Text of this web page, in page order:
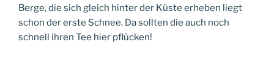
Berge, die sich gleich hinter der Küste erheben liegt
schon der erste Schnee. Da sollten die auch noch
schnell ihren Tee hier pflücken!